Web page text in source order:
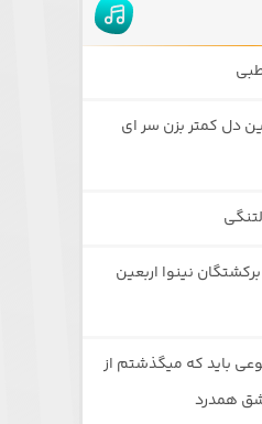
دل کمتر بزن سر ای
نینوا اربعین
باید که میگذشتم از
همدرد